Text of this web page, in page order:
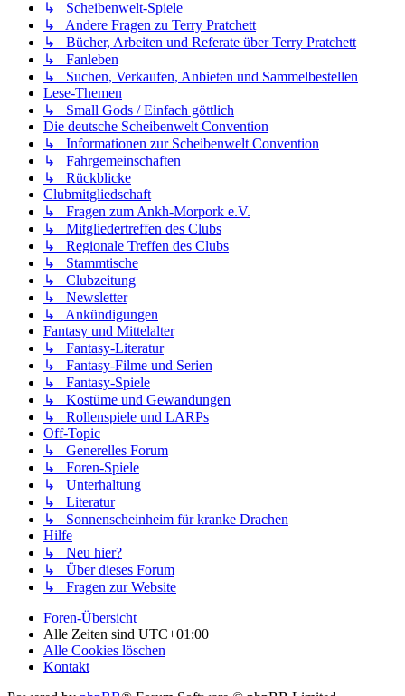
↳ Scheibenwelt-Spiele
↳ Andere Fragen zu Terry Pratchett
↳ Bücher, Arbeiten und Referate über Terry Pratchett
↳ Fanleben
↳ Suchen, Verkaufen, Anbieten und Sammelbestellen
Lese-Themen
↳ Small Gods / Einfach göttlich
Die deutsche Scheibenwelt Convention
↳ Informationen zur Scheibenwelt Convention
↳ Fahrgemeinschaften
↳ Rückblicke
Clubmitgliedschaft
↳ Fragen zum Ankh-Morpork e.V.
↳ Mitgliedertreffen des Clubs
↳ Regionale Treffen des Clubs
↳ Stammtische
↳ Clubzeitung
↳ Newsletter
↳ Ankündigungen
Fantasy und Mittelalter
↳ Fantasy-Literatur
↳ Fantasy-Filme und Serien
↳ Fantasy-Spiele
↳ Kostüme und Gewandungen
↳ Rollenspiele und LARPs
Off-Topic
↳ Generelles Forum
↳ Foren-Spiele
↳ Unterhaltung
↳ Literatur
↳ Sonnenscheinheim für kranke Drachen
Hilfe
↳ Neu hier?
↳ Über dieses Forum
↳ Fragen zur Website
Foren-Übersicht
Alle Zeiten sind UTC+01:00
Alle Cookies löschen
Kontakt